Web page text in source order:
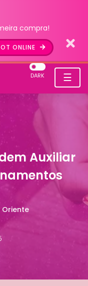
compra!
ONLINE
☰
DARK
Auxiliar